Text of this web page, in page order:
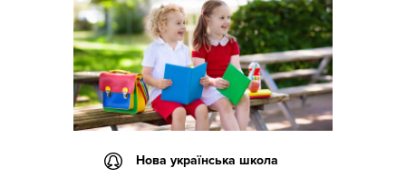
Нова українська школа